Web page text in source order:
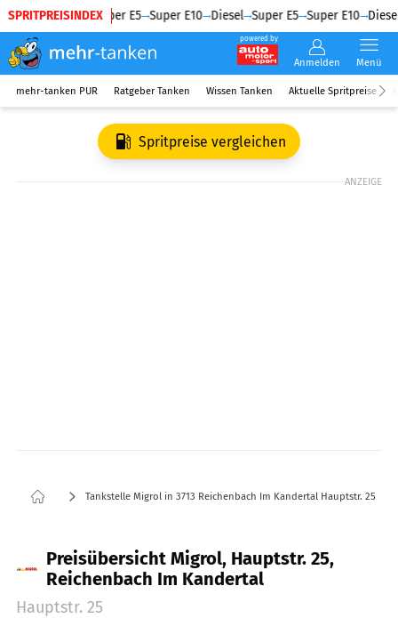
SPRITPREISINDEX
Diesel Super E5 Super E10 Diesel Super E5 Super E10 Diesel
powered by
Anmelden Menü
mehr-tanken PUR Ratgeber Tanken Wissen Tanken Aktuelle Spritpreise
Spritpreise vergleichen
ANZEIGE
Tankstelle Migrol in 3713 Reichenbach Im Kandertal Hauptstr. 25
Preisübersicht Migrol, Hauptstr. 25,
Reichenbach Im Kandertal
Hauptstr. 25